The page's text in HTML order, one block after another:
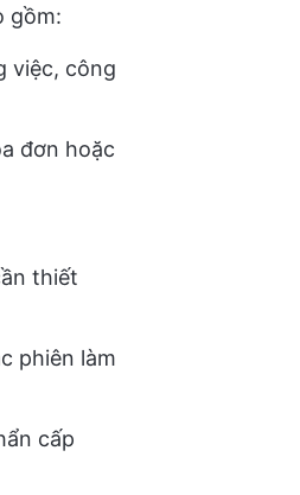
gồm:
việc, công
đơn hoặc
thiết
phiên làm
cấp